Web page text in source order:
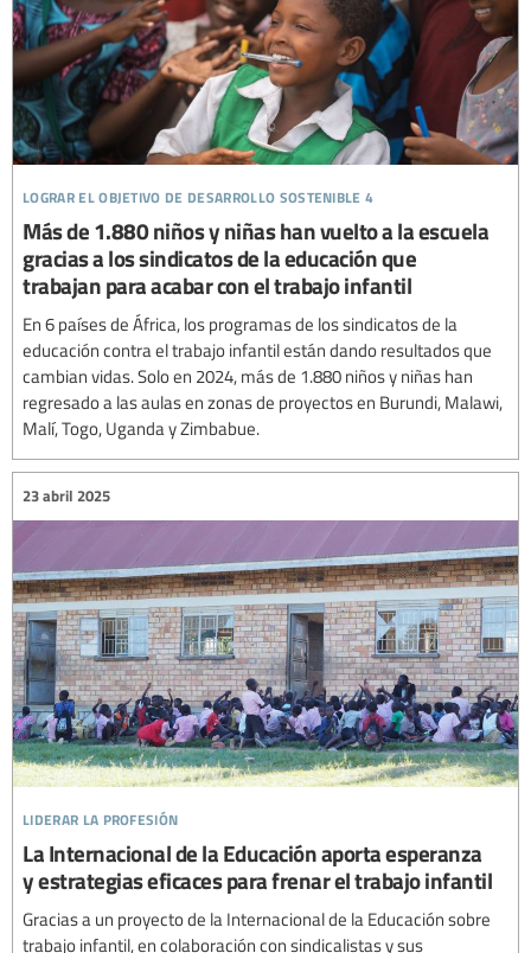
lograr el objetivo de desarrollo sostenible 4
Más de 1.880 niños y niñas han vuelto a la escuela
gracias a los sindicatos de la educación que
trabajan para acabar con el trabajo infantil
En 6 países de África, los programas de los sindicatos de la
educación contra el trabajo infantil están dando resultados que
cambian vidas. Solo en 2024, más de 1.880 niños y niñas han
regresado a las aulas en zonas de proyectos en Burundi, Malawi,
Malí, Togo, Uganda y Zimbabue.
liderar la profesión
23 abril 2025
La Internacional de la Educación aporta esperanza
y estrategias eficaces para frenar el trabajo infantil
Gracias a un proyecto de la Internacional de la Educación sobre
trabajo infantil, en colaboración con sindicalistas y sus